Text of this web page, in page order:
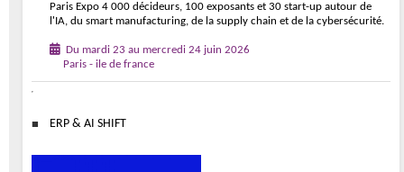
Paris Expo 4 000 décideurs, 100 exposants et 30 start-up autour de
l'IA, du smart manufacturing, de la supply chain et de la cybersécurité.
Du mardi 23 au mercredi 24 juin 2026
Paris - ile de france
ERP & AI SHIFT